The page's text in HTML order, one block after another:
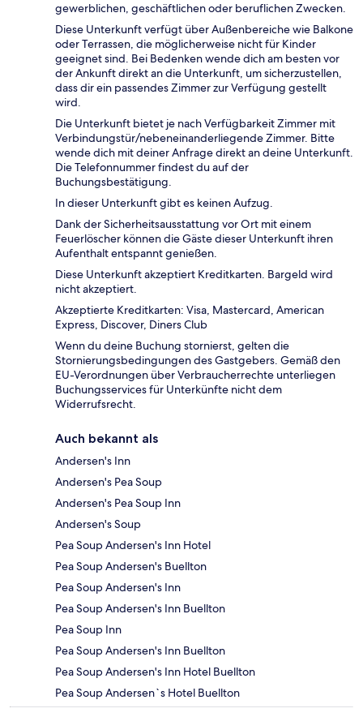
gewerblichen, geschäftlichen oder beruflichen Zwecken.
Diese Unterkunft verfügt über Außenbereiche wie Balkone
oder Terrassen, die möglicherweise nicht für Kinder
geeignet sind. Bei Bedenken wende dich am besten vor
der Ankunft direkt an die Unterkunft, um sicherzustellen,
dass dir ein passendes Zimmer zur Verfügung gestellt
wird.
Die Unterkunft bietet je nach Verfügbarkeit Zimmer mit
Verbindungstür/nebeneinanderliegende Zimmer. Bitte
wende dich mit deiner Anfrage direkt an deine Unterkunft.
Die Telefonnummer findest du auf der
Buchungsbestätigung.
In dieser Unterkunft gibt es keinen Aufzug.
Dank der Sicherheitsausstattung vor Ort mit einem
Feuerlöscher können die Gäste dieser Unterkunft ihren
Aufenthalt entspannt genießen.
Diese Unterkunft akzeptiert Kreditkarten. Bargeld wird
nicht akzeptiert.
Akzeptierte Kreditkarten: Visa, Mastercard, American
Express, Discover, Diners Club
Wenn du deine Buchung stornierst, gelten die
Stornierungsbedingungen des Gastgebers. Gemäß den
EU-Verordnungen über Verbraucherrechte unterliegen
Buchungsservices für Unterkünfte nicht dem
Widerrufsrecht.
Auch bekannt als
Andersen's Inn
Andersen's Pea Soup
Andersen's Pea Soup Inn
Andersen's Soup
Pea Soup Andersen's Inn Hotel
Pea Soup Andersen's Buellton
Pea Soup Andersen's Inn
Pea Soup Andersen's Inn Buellton
Pea Soup Inn
Pea Soup Andersen's Inn Buellton
Pea Soup Andersen's Inn Hotel Buellton
Pea Soup Andersen`s Hotel Buellton